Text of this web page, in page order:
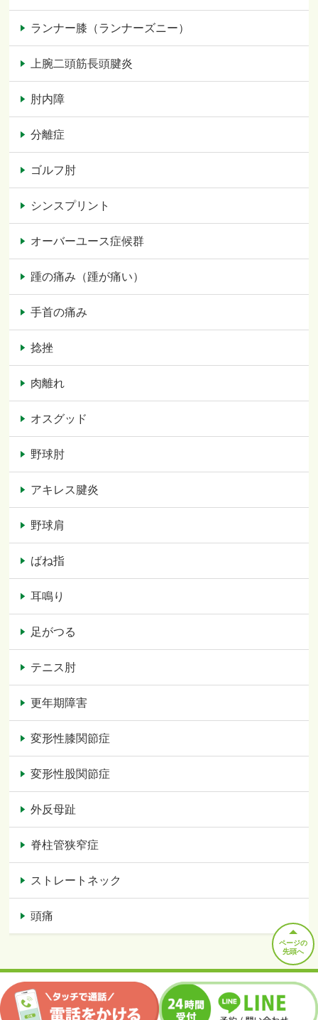
ランナー膝（ランナーズニー）
上腕二頭筋長頭腱炎
肘内障
分離症
ゴルフ肘
シンスプリント
オーバーユース症候群
踵の痛み（踵が痛い）
手首の痛み
捻挫
肉離れ
オスグッド
野球肘
アキレス腱炎
野球肩
ばね指
耳鳴り
足がつる
テニス肘
更年期障害
変形性膝関節症
変形性股関節症
外反母趾
脊柱管狭窄症
ストレートネック
頭痛
ページの
先頭へ